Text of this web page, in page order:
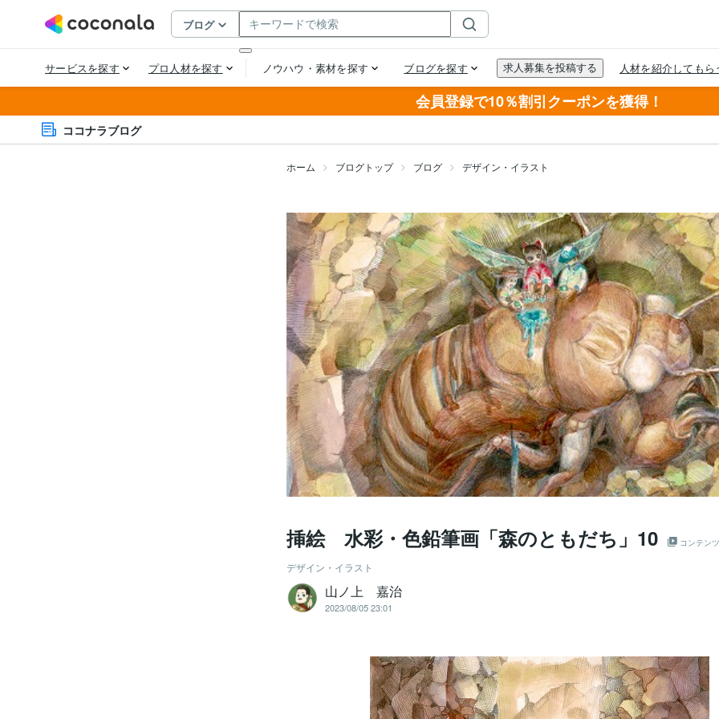
会員登録で10％割引クーポンを獲得！
ココナラブログ
ホーム ブログトップ ブログ デザイン・イラスト
挿絵 水彩・色鉛筆画「森のともだち」10 コンテンツ
デザイン・イラスト
山ノ上 嘉治
2023/08/05 23:01